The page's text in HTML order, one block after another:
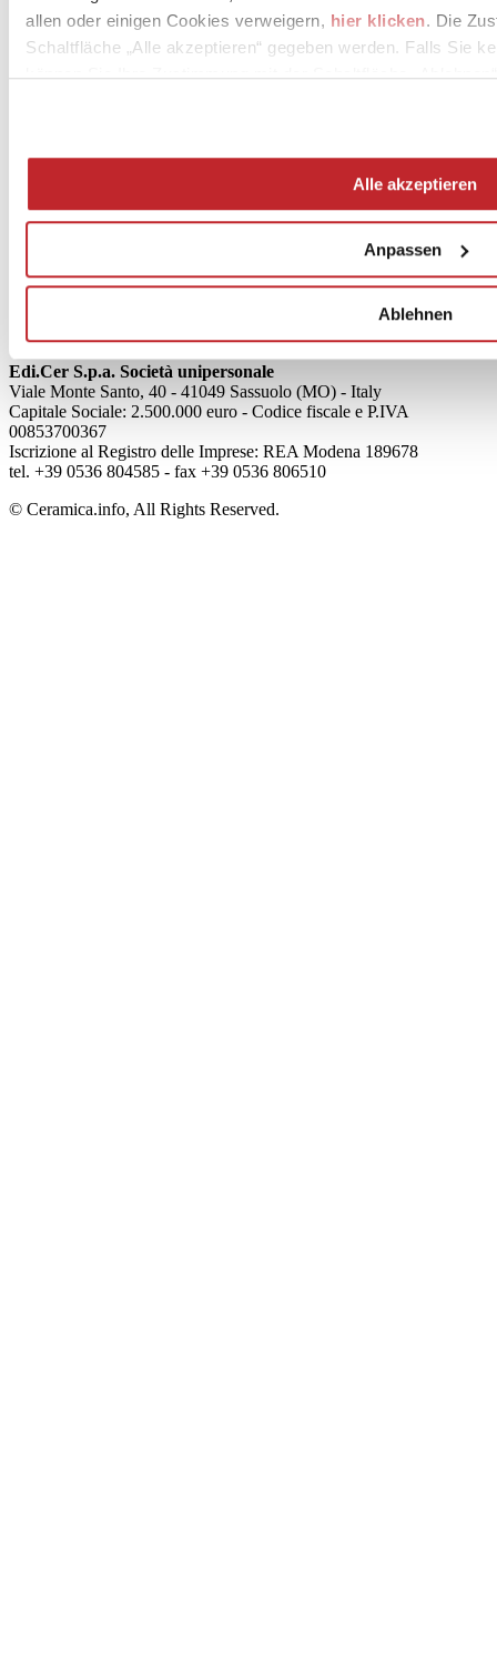
allen oder einigen Cookies verweigern, hier klicken. Die
Schaltfläche „Alle akzeptieren“ gegeben werden. Falls Sie
können Sie Ihre Zustimmung mit der Schaltfläche
Alle akzeptieren
Anpassen
Ablehnen
News
Articoli
Mog 231/01
Privacy
Edi.Cer S.p.a. Società unipersonale
Viale Monte Santo, 40 - 41049 Sassuolo (MO) - Italy
Capitale Sociale: 2.500.000 euro - Codice fiscale e P.IVA
00853700367
Iscrizione al Registro delle Imprese: REA Modena 189678
tel. +39 0536 804585 - fax +39 0536 806510
© Ceramica.info, All Rights Reserved.